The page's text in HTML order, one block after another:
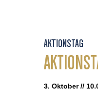
AKTIONSTAG
3. Oktober //